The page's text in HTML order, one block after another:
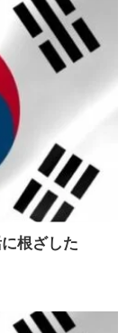
根ざした